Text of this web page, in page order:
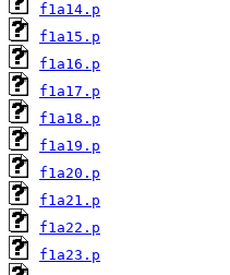
f1a14.p
f1a15.p
f1a16.p
f1a17.p
f1a18.p
f1a19.p
f1a20.p
f1a21.p
f1a22.p
f1a23.p